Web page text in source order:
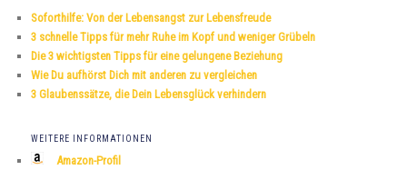
n
Soforthilfe: Von der Lebensangst zur Lebensfreude
3 schnelle Tipps für mehr Ruhe im Kopf und weniger Grübeln
Die 3 wichtigsten Tipps für eine gelungene Beziehung
Wie Du aufhörst Dich mit anderen zu vergleichen
3 Glaubenssätze, die Dein Lebensglück verhindern
WEITERE INFORMATIONEN
Amazon-Profil